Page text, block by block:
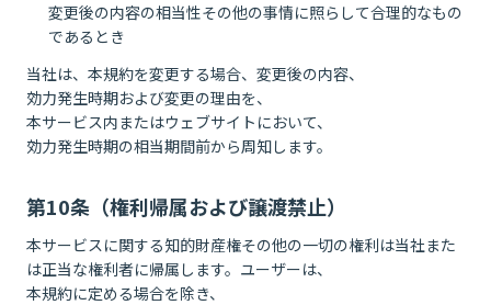
変更後の内容の相当性その他の事情に照らして合理的なもの
であるとき
当社は、本規約を変更する場合、変更後の内容、
効力発生時期および変更の理由を、
本サービス内またはウェブサイトにおいて、
効力発生時期の相当期間前から周知します。
第10条（権利帰属および譲渡禁止）
本サービスに関する知的財産権その他の一切の権利は当社また
は正当な権利者に帰属します。ユーザーは、
本規約に定める場合を除き、